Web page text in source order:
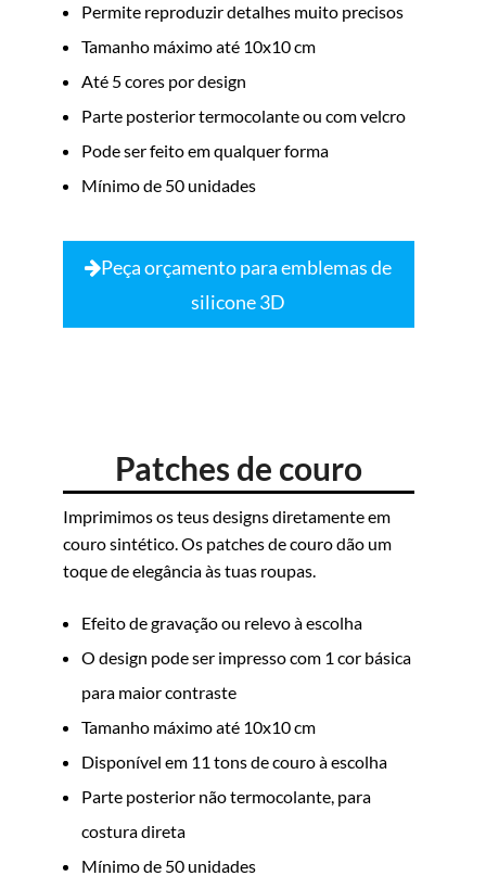
Permite reproduzir detalhes muito precisos
Tamanho máximo até 10x10 cm
Até 5 cores por design
Parte posterior termocolante ou com velcro
Pode ser feito em qualquer forma
Mínimo de 50 unidades
Peça orçamento para emblemas de
silicone 3D
Patches de couro
Imprimimos os teus designs diretamente em
couro sintético. Os patches de couro dão um
toque de elegância às tuas roupas.
Efeito de gravação ou relevo à escolha
O design pode ser impresso com 1 cor básica
para maior contraste
Tamanho máximo até 10x10 cm
Disponível em 11 tons de couro à escolha
Parte posterior não termocolante, para
costura direta
Mínimo de 50 unidades